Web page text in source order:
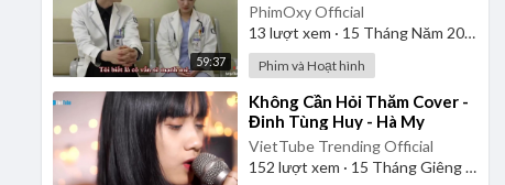
59:37
PhimOxy Official
13 lượt xem · 15 Tháng Năm 2026
Phim và Hoạt hình
⁣Không Cần Hỏi Thăm Cover -
Đinh Tùng Huy - Hà My
VietTube Trending Official
152 lượt xem · 15 Tháng Giêng 2025